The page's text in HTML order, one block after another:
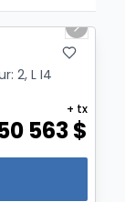
Next
2, L I4
563$
+ tx